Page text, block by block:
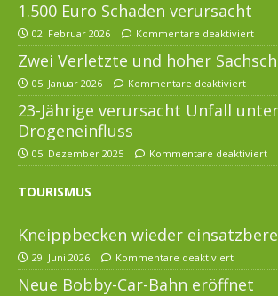
1.500 Euro Schaden verursacht
02. Februar 2026 Kommentare deaktiviert
Zwei Verletzte und hoher
05. Januar 2026 Kommentare deaktiviert
23-Jährige verursacht Unfall unter
Drogeneinfluss
05. Dezember 2025 Kommentare deaktiviert
TOURISMUS
Kneippbecken wieder
29. Juni 2026 Kommentare deaktiviert
Neue Bobby-Car-Bahn eröffnet